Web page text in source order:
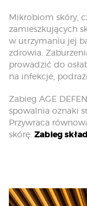
Mikrobiom skóry,
zamieszkujących
w utrzymaniu jej
zdrowia.
prowadzić do
na infekcje,
Zabieg AGE
spowalnia oznaki
Przywraca
skórę. Zabieg